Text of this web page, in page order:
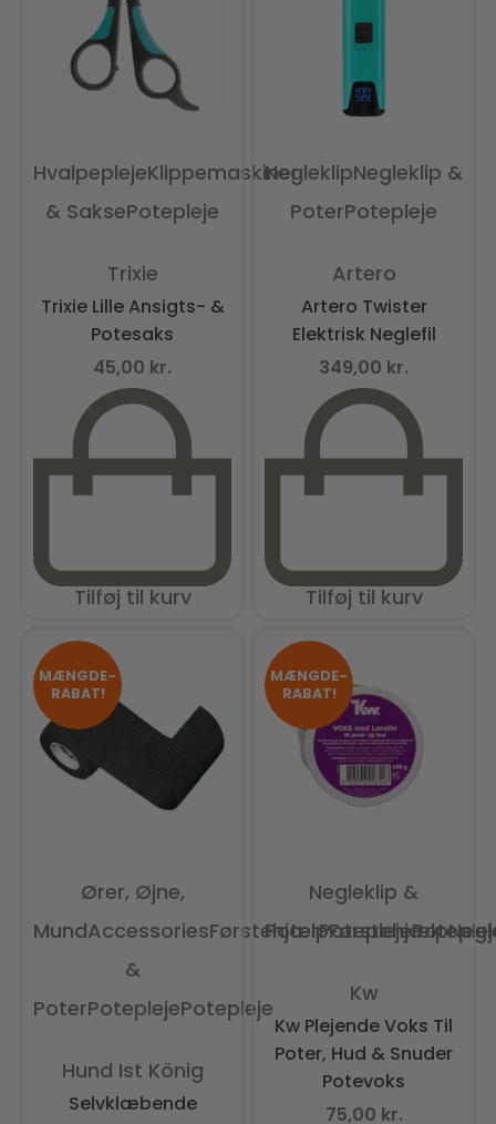
HvalpeplejeKlippemaskiner
& SaksePotepleje
Trixie
Trixie Lille Ansigts- &
Potesaks
45,00 kr.
Tilføj til kurv
NegleklipNegleklip &
PoterPotepleje
Artero
Artero Twister
Elektrisk Neglefil
349,00 kr.
Tilføj til kurv
MÆNGDE-
RABAT!
Ører, Øjne,
MundAccessoriesFørstehjælpFørstehjælp
&
PoterPoteplejePotepleje
Hund Ist König
Selvklæbende
MÆNGDE-
RABAT!
Negleklip &
PoterPotepleje
Kw
Kw Plejende Voks Til
Poter, Hud & Snuder
Potevoks
75,00 kr.